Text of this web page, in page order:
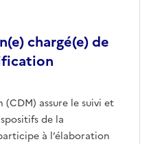
chargé(e) de
(CDM) assure le suivi et
de la
à l’élaboration